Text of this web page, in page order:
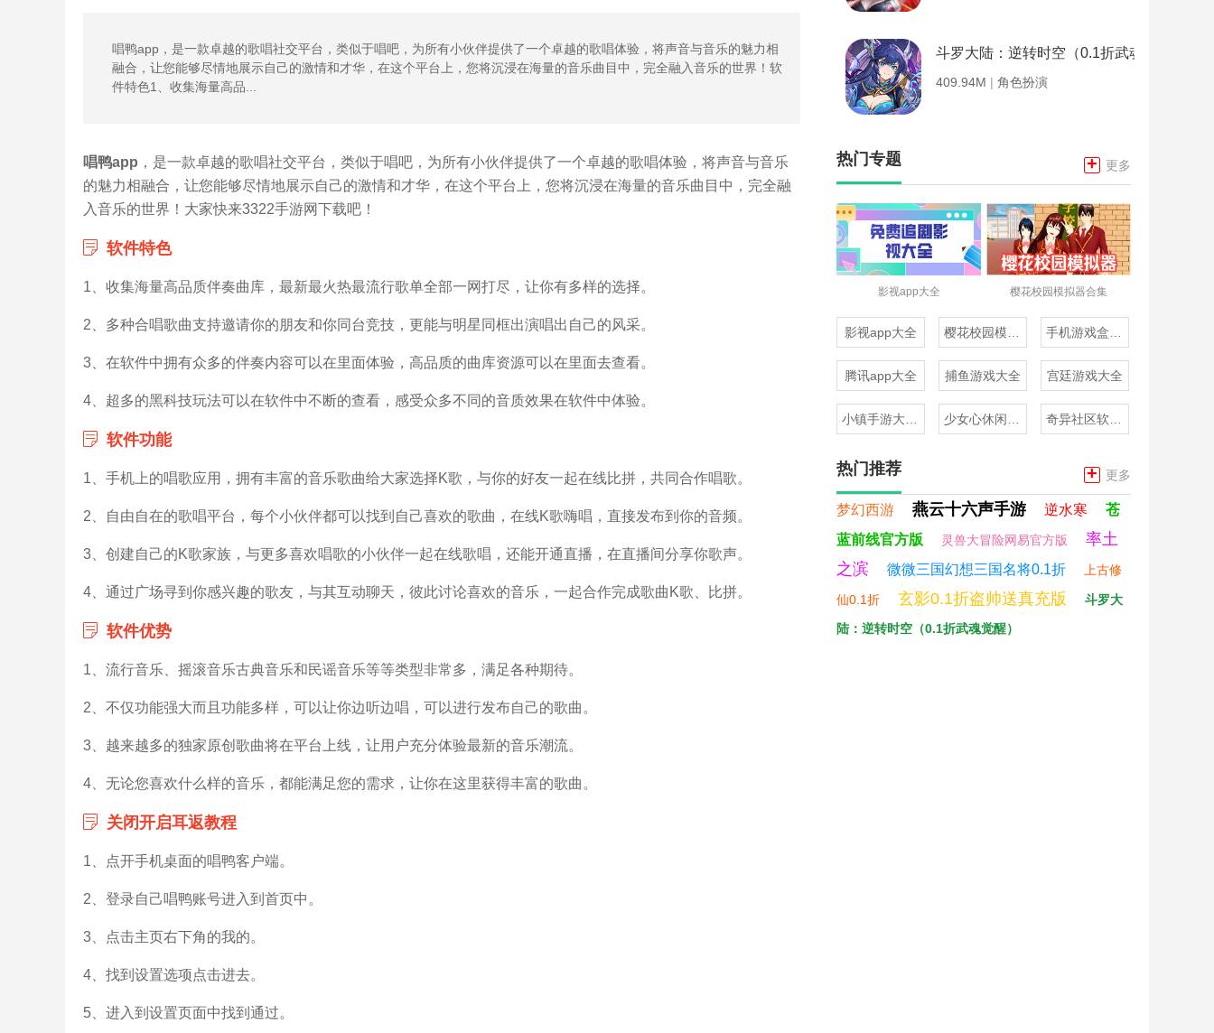
唱鸭app，是一款卓越的歌唱社交平台，类似于唱吧，为所有小伙伴提供了一个卓越的歌唱体验，将声音与音乐的魅力相
融合，让您能够尽情地展示自己的激情和才华，在这个平台上，您将沉浸在海量的音乐曲目中，完全融入音乐的世界！软
件特色1、收集海量高品...
唱鸭app ，是一款卓越的歌唱社交平台，类似于唱吧，为所有小伙伴提供了一个卓越的歌唱体验，将声音与音乐
的魅力相融合，让您能够尽情地展示自己的激情和才华，在这个平台上，您将沉浸在海量的音乐曲目中，完全融
入音乐的世界！大家快来3322手游网下载吧！
软件特色
1、收集海量高品质伴奏曲库，最新最火热最流行歌单全部一网打尽，让你有多样的选择。
2、多种合唱歌曲支持邀请你的朋友和你同台竞技，更能与明星同框出演唱出自己的风采。
3、在软件中拥有众多的伴奏内容可以在里面体验，高品质的曲库资源可以在里面去查看。
4、超多的黑科技玩法可以在软件中不断的查看，感受众多不同的音质效果在软件中体验。
软件功能
1、手机上的唱歌应用，拥有丰富的音乐歌曲给大家选择K歌，与你的好友一起在线比拼，共同合作唱歌。
2、自由自在的歌唱平台，每个小伙伴都可以找到自己喜欢的歌曲，在线K歌嗨唱，直接发布到你的音频。
3、创建自己的K歌家族，与更多喜欢唱歌的小伙伴一起在线歌唱，还能开通直播，在直播间分享你歌声。
4、通过广场寻到你感兴趣的歌友，与其互动聊天，彼此讨论喜欢的音乐，一起合作完成歌曲K歌、比拼。
软件优势
1、流行音乐、摇滚音乐古典音乐和民谣音乐等等类型非常多，满足各种期待。
2、不仅功能强大而且功能多样，可以让你边听边唱，可以进行发布自己的歌曲。
3、越来越多的独家原创歌曲将在平台上线，让用户充分体验最新的音乐潮流。
4、无论您喜欢什么样的音乐，都能满足您的需求，让你在这里获得丰富的歌曲。
关闭开启耳返教程
1、点开手机桌面的唱鸭客户端。
2、登录自己唱鸭账号进入到首页中。
3、点击主页右下角的我的。
4、找到设置选项点击进去。
5、进入到设置页面中找到通过。
斗罗大陆：逆转时空（0.1折武魂觉醒）
409.94M | 角色扮演
热门专题 + 更多
影视app大全 樱花校园模拟器合集
影视app大全
腾讯app大全 捕鱼游戏大全 宫廷游戏大全
热门推荐 + 更多
梦幻西游 燕云十六声手游 逆水寒
苍
蓝前线官方版
灵兽大冒险网易官方版
率土
之滨
微微三国幻想三国名将0.1折 上古修
仙0.1折 玄影0.1折盗帅送真充版
斗罗大
陆：逆转时空（0.1折武魂觉醒）